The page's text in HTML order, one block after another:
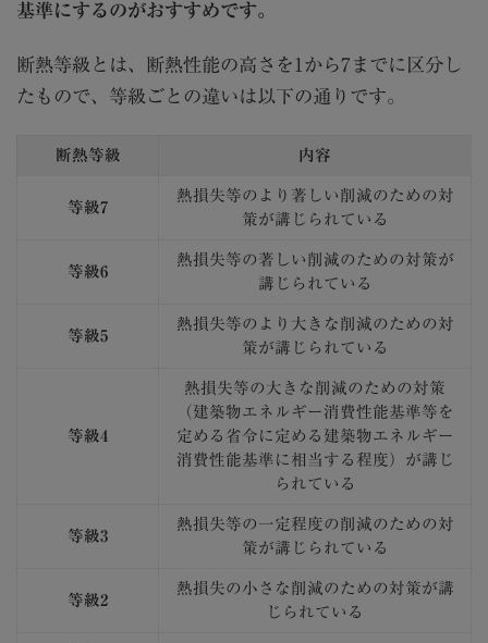
基準にするのがおすすめです。
断熱等級とは、断熱性能の高さを1から7までに区分し
たもので、等級ごとの違いは以下の通りです。
断熱等級 内容
等級7
熱損失等のより著しい削減のための対
策が講じられている
等級6
熱損失等の著しい削減のための対策が
講じられている
等級5
熱損失等のより大きな削減のための対
策が講じられている
等級4
熱損失等の大きな削減のための対策
（建築物エネルギー消費性能基準等を
定める省令に定める建築物エネルギー
消費性能基準に相当する程度）が講じ
られている
等級3
熱損失等の一定程度の削減のための対
策が講じられている
等級2
熱損失の小さな削減のための対策が講
じられている